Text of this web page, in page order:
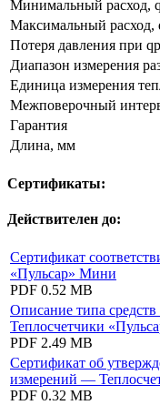
Минимальный расход,
Максимальный расход,
Потеря давления при
Диапазон измерения
Единица измерения
Межповерочный
Гарантия
Длина, мм
Сертификаты:
Действителен до:
Сертификат
«Пульсар» Мини
PDF 0.52 MB
Описание типа
Теплосчетчики
PDF 2.49 MB
Сертификат об
измерений —
PDF 0.32 MB